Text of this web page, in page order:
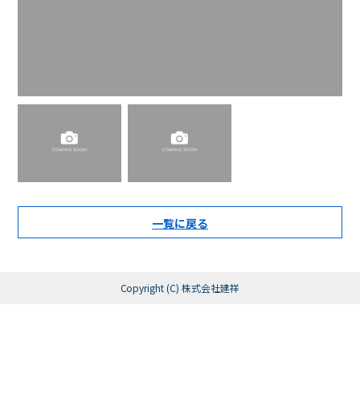
一覧に戻る
Copyright (C) 株式会社建祥